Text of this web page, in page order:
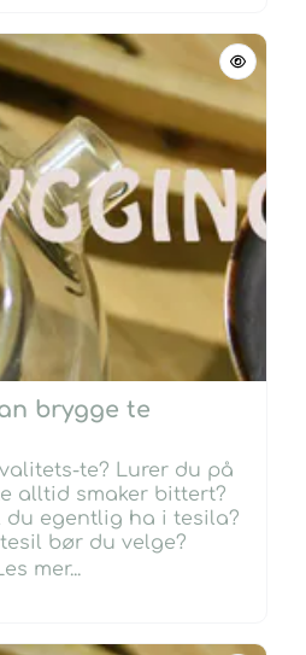
brygge te
te? Lurer du på
alltid smaker bittert?
du egentlig ha i tesila?
bør du velge?
mer...